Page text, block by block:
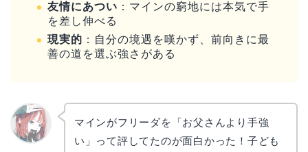
友情にあつい ：マインの窮地には本気で手
を差し伸べる
現実的 ：自分の境遇を嘆かず、前向きに最
善の道を選ぶ強さがある
マインがフリーダを「お父さんより手強
い」って評してたのが面白かった！子ども